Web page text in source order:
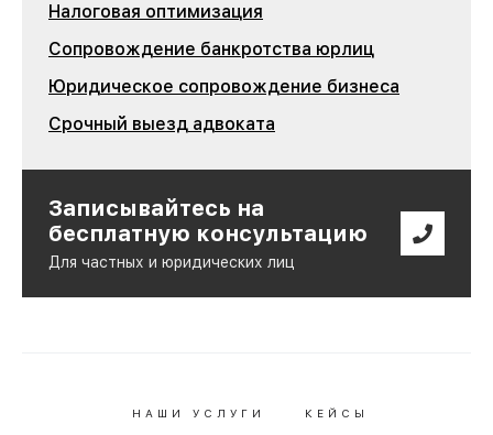
Налоговая оптимизация
Сопровождение банкротства юрлиц
Юридическое сопровождение бизнеса
Срочный выезд адвоката
Записывайтесь на
бесплатную консультацию
Для частных и юридических лиц
НАШИ УСЛУГИ
КЕЙСЫ